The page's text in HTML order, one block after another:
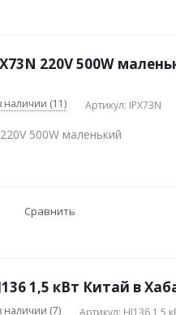
220V 500W
наличии (11) Артикул: IPX73N
500W маленький
Сравнить
1,5 кВт Китай в
наличии (7) Артикул: HJ136 1,5